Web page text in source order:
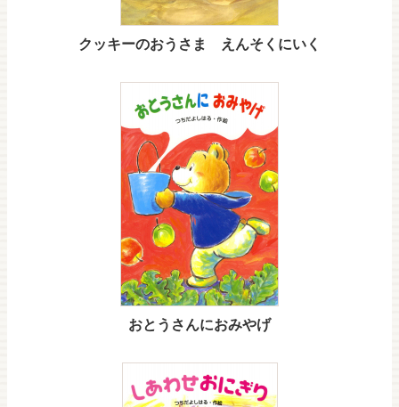
クッキーのおうさま えんそくにいく
おとうさんにおみやげ